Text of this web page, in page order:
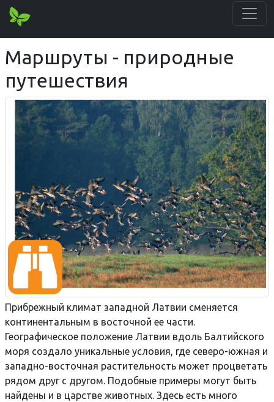
Маршруты - природные
путешествия
Прибрежный климат западной Латвии сменяется
континентальным в восточной ее части.
Географическое положение Латвии вдоль Балтийского
моря создало уникальные условия, где северо-южная и
западно-восточная растительность может процветать
рядом друг с другом. Подобные примеры могут быть
найдены и в царстве животных. Здесь есть много